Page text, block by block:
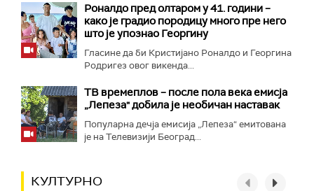
Роналдо пред олтаром у 41. години –
како је градио породицу много пре него
што је упознао Георгину
Гласине да би Кристијано Роналдо и Георгина
Родригез овог викенда...
ТВ времеплов – после пола века емисја
„Лепеза" добила је необичан наставак
Популарна дечја емисија „Лепеза“ емитована
је на Телевизији Београд...
КУЛТУРНО